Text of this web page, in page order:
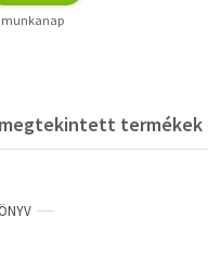
munkanap
termékek